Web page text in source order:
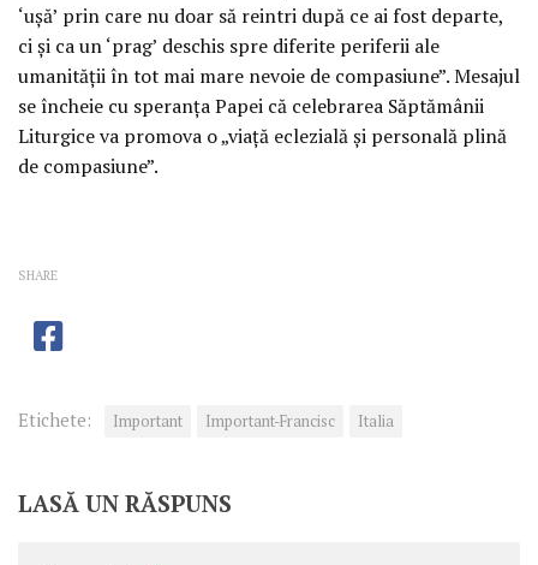
‘ușă’ prin care nu doar să reintri după ce ai fost departe,
ci și ca un ‘prag’ deschis spre diferite periferii ale
umanității în tot mai mare nevoie de compasiune”. Mesajul
se încheie cu speranța Papei că celebrarea Săptămânii
Liturgice va promova o „viață eclezială și personală plină
de compasiune”.
SHARE
Etichete: Important Important-Francisc Italia
LASĂ UN RĂSPUNS